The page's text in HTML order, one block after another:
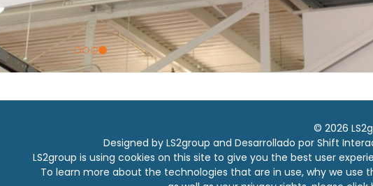
© 2026
Designed by LS2group and Desarrollado por Shift
LS2group is using cookies on this site to give you the best user
To learn more about the technologies that are in use, why we use